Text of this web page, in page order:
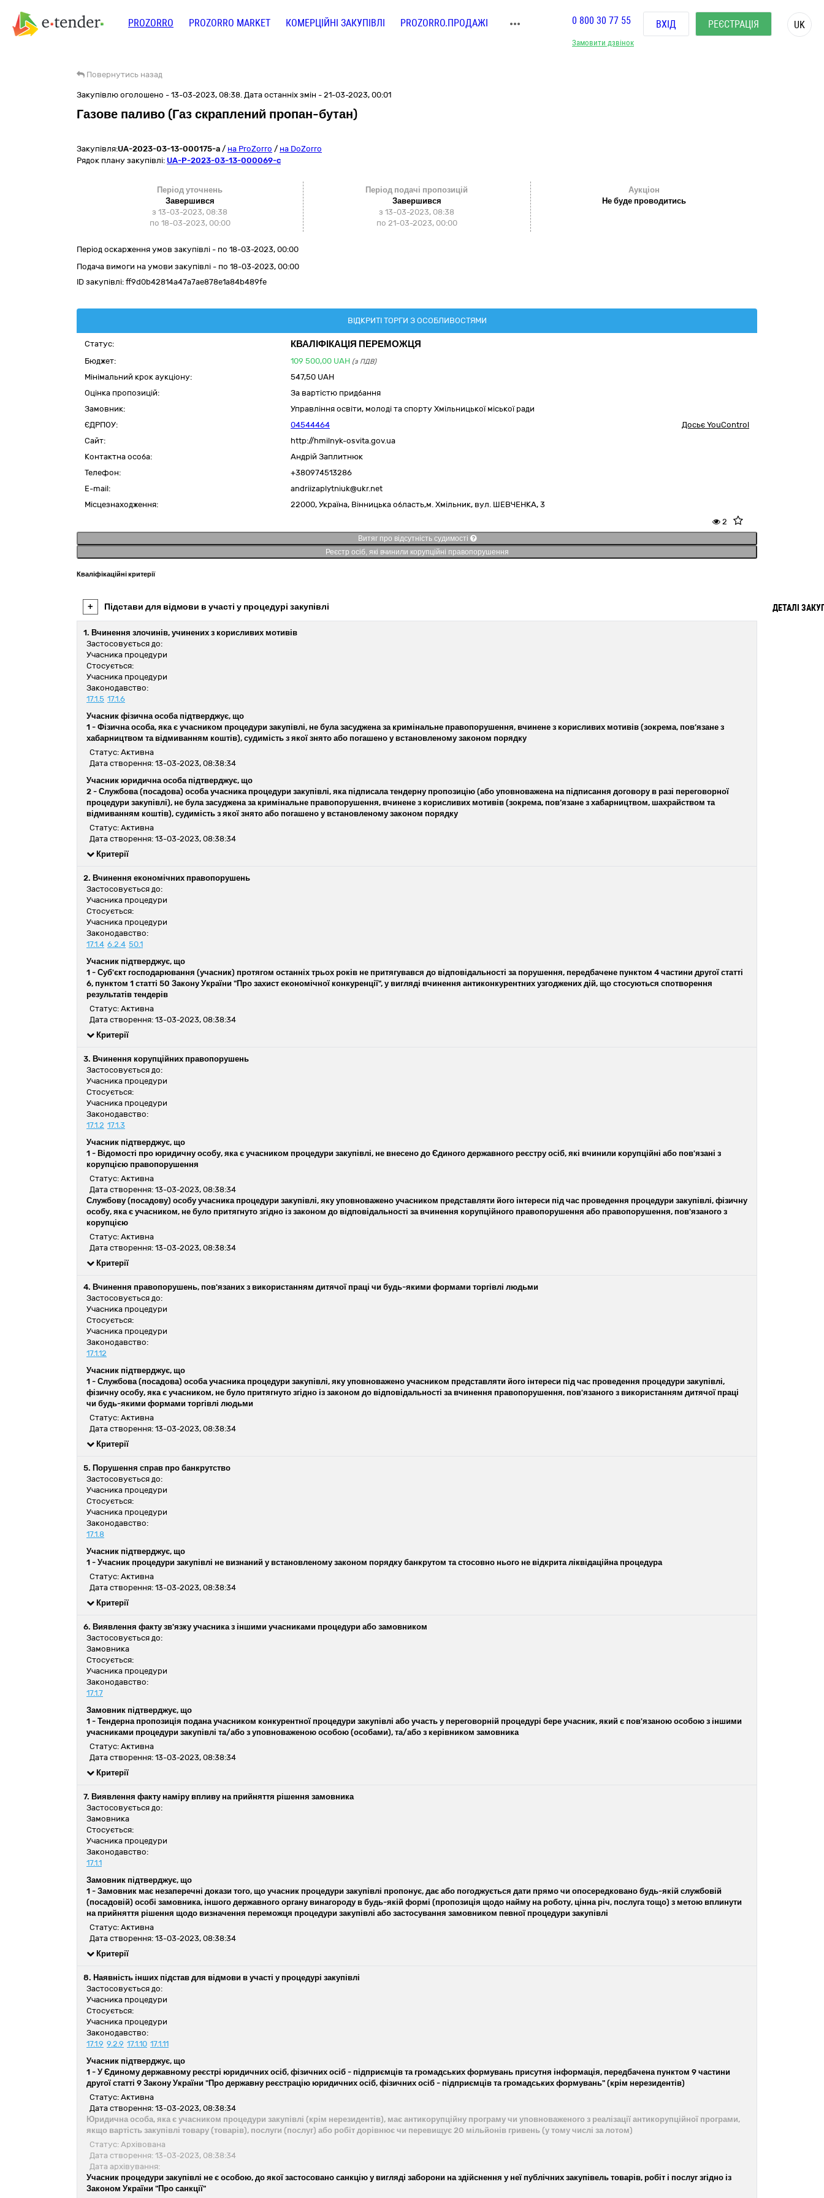
PROZORRO PROZORRO MARKET КОМЕРЦІЙНІ ЗАКУПІВЛІ PROZORRO.ПРОДАЖІ
Замовити дзвінок
0 800 30 77 55 ВХІД РЕЄСТРАЦІЯ UK
Повернутись назад
Закупівлю оголошено - 13-03-2023, 08:38. Дата останніх змін - 21-03-2023, 00:01
Газове паливо (Газ скраплений пропан-бутан)
Закупівля:UA-2023-03-13-000175-a / на ProZorro / на DoZorro
Рядок плану закупівлі: UA-P-2023-03-13-000069-c
Період уточнень
Завершився
з 13-03-2023, 08:38
по 18-03-2023, 00:00
Період подачі пропозицій
Завершився
з 13-03-2023, 08:38
по 21-03-2023, 00:00
Аукціон
Не буде проводитись
Період оскарження умов закупівлі - по 18-03-2023, 00:00
Подача вимоги на умови закупівлі - по 18-03-2023, 00:00
ID закупівлі: ff9d0b42814a47a7ae878e1a84b489fe
ВІДКРИТІ ТОРГИ З ОСОБЛИВОСТЯМИ
Статус: КВАЛІФІКАЦІЯ ПЕРЕМОЖЦЯ
Бюджет: 109 500,00 UAH (з ПДВ)
Мінімальний крок аукціону:
547,50 UAH
Оцінка пропозицій:
За вартістю придбання
Замовник:
Управління освіти, молоді та спорту Хмільницької міської ради
ЄДРПОУ:
04544464
Досьє YouControl
Сайт:
http://hmilnyk-osvita.gov.ua
Контактна особа:
Андрій Заплитнюк
Телефон:
+380974513286
E-mail:
andriizaplytniuk@ukr.net
Місцезнаходження:
22000, Україна, Вінницька область,м. Хмільник, вул. ШЕВЧЕНКА, 3
2
Витяг про відсутність судимості
Реєстр осіб, які вчинили корупційні правопорушення
Кваліфікаційні критерії
+ Підстави для відмови в участі у процедурі закупівлі
1. Вчинення злочинів, учинених з корисливих мотивів
Застосовується до:
Учасника процедури
Стосується:
Учасника процедури
Законодавство:
17.1.5 17.1.6
Учасник фізична особа підтверджує, що
1 - Фізична особа, яка є учасником процедури закупівлі, не була засуджена за кримінальне правопорушення, вчинене з корисливих мотивів (зокрема, пов’язане з
хабарництвом та відмиванням коштів), судимість з якої знято або погашено у встановленому законом порядку
Статус: Активна
Дата створення: 13-03-2023, 08:38:34
Учасник юридична особа підтверджує, що
2 - Службова (посадова) особа учасника процедури закупівлі, яка підписала тендерну пропозицію (або уповноважена на підписання договору в разі переговорної
процедури закупівлі), не була засуджена за кримінальне правопорушення, вчинене з корисливих мотивів (зокрема, пов’язане з хабарництвом, шахрайством та
відмиванням коштів), судимість з якої знято або погашено у встановленому законом порядку
Статус: Активна
Дата створення: 13-03-2023, 08:38:34
Критерії
2. Вчинення економічних правопорушень
Застосовується до:
Учасника процедури
Стосується:
Учасника процедури
Законодавство:
17.1.4 6.2.4 50.1
Учасник підтверджує, що
1 - Суб'єкт господарювання (учасник) протягом останніх трьох років не притягувався до відповідальності за порушення, передбачене пунктом 4 частини другої статті
6, пунктом 1 статті 50 Закону України "Про захист економічної конкуренції", у вигляді вчинення антиконкурентних узгоджених дій, що стосуються спотворення
результатів тендерів
Статус: Активна
Дата створення: 13-03-2023, 08:38:34
Критерії
3. Вчинення корупційних правопорушень
Застосовується до:
Учасника процедури
Стосується:
Учасника процедури
Законодавство:
17.1.2 17.1.3
Учасник підтверджує, що
1 - Відомості про юридичну особу, яка є учасником процедури закупівлі, не внесено до Єдиного державного реєстру осіб, які вчинили корупційні або пов'язані з
корупцією правопорушення
Статус: Активна
Дата створення: 13-03-2023, 08:38:34
Службову (посадову) особу учасника процедури закупівлі, яку уповноважено учасником представляти його інтереси під час проведення процедури закупівлі, фізичну
особу, яка є учасником, не було притягнуто згідно із законом до відповідальності за вчинення корупційного правопорушення або правопорушення, пов'язаного з
корупцією
Статус: Активна
Дата створення: 13-03-2023, 08:38:34
Критерії
4. Вчинення правопорушень, пов'язаних з використанням дитячої праці чи будь-якими формами торгівлі людьми
Застосовується до:
Учасника процедури
Стосується:
Учасника процедури
Законодавство:
17.1.12
Учасник підтверджує, що
1 - Службова (посадова) особа учасника процедури закупівлі, яку уповноважено учасником представляти його інтереси під час проведення процедури закупівлі,
фізичну особу, яка є учасником, не було притягнуто згідно із законом до відповідальності за вчинення правопорушення, пов'язаного з використанням дитячої праці
чи будь-якими формами торгівлі людьми
Статус: Активна
Дата створення: 13-03-2023, 08:38:34
Критерії
5. Порушення справ про банкрутство
Застосовується до:
Учасника процедури
Стосується:
Учасника процедури
Законодавство:
17.1.8
Учасник підтверджує, що
1 - Учасник процедури закупівлі не визнаний у встановленому законом порядку банкрутом та стосовно нього не відкрита ліквідаційна процедура
Статус: Активна
Дата створення: 13-03-2023, 08:38:34
Критерії
6. Виявлення факту зв'язку учасника з іншими учасниками процедури або замовником
Застосовується до:
Замовника
Стосується:
Учасника процедури
Законодавство:
17.1.7
Замовник підтверджує, що
1 - Тендерна пропозиція подана учасником конкурентної процедури закупівлі або участь у переговорній процедурі бере учасник, який є пов'язаною особою з іншими
учасниками процедури закупівлі та/або з уповноваженою особою (особами), та/або з керівником замовника
Статус: Активна
Дата створення: 13-03-2023, 08:38:34
Критерії
7. Виявлення факту наміру впливу на прийняття рішення замовника
Застосовується до:
Замовника
Стосується:
Учасника процедури
Законодавство:
17.1.1
Замовник підтверджує, що
1 - Замовник має незаперечні докази того, що учасник процедури закупівлі пропонує, дає або погоджується дати прямо чи опосередковано будь-якій службовій
(посадовій) особі замовника, іншого державного органу винагороду в будь-якій формі (пропозиція щодо найму на роботу, цінна річ, послуга тощо) з метою вплинути
на прийняття рішення щодо визначення переможця процедури закупівлі або застосування замовником певної процедури закупівлі
Статус: Активна
Дата створення: 13-03-2023, 08:38:34
Критерії
8. Наявність інших підстав для відмови в участі у процедурі закупівлі
Застосовується до:
Учасника процедури
Стосується:
Учасника процедури
Законодавство:
17.1.9 9.2.9 17.1.10 17.1.11
Учасник підтверджує, що
1 - У Єдиному державному реєстрі юридичних осіб, фізичних осіб - підприємців та громадських формувань присутня інформація, передбачена пунктом 9 частини
другої статті 9 Закону України "Про державну реєстрацію юридичних осіб, фізичних осіб - підприємців та громадських формувань" (крім нерезидентів)
Статус: Активна
Дата створення: 13-03-2023, 08:38:34
Юридична особа, яка є учасником процедури закупівлі (крім нерезидентів), має антикорупційну програму чи уповноваженого з реалізації антикорупційної програми,
якщо вартість закупівлі товару (товарів), послуги (послуг) або робіт дорівнює чи перевищує 20 мільйонів гривень (у тому числі за лотом)
Статус: Архівована
Дата створення: 13-03-2023, 08:38:34
Дата архівування:
Учасник процедури закупівлі не є особою, до якої застосовано санкцію у вигляді заборони на здійснення у неї публічних закупівель товарів, робіт і послуг згідно із
Законом України "Про санкції"
ДЕТАЛІ